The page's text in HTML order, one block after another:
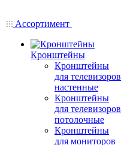
Ассортимент
Кронштейны
Кронштейны
для телевизоров
настенные
Кронштейны
для телевизоров
потолочные
Кронштейны
для мониторов